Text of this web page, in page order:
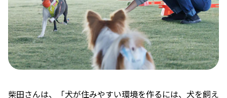
柴田さんは、「犬が住みやすい環境を作るには、犬を飼え